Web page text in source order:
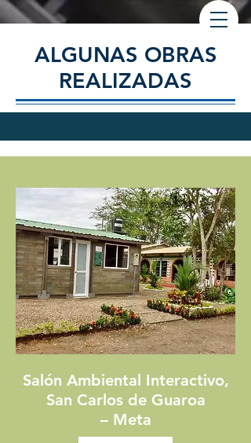
ALGUNAS OBRAS
REALIZADAS
Salón Ambiental Interactivo,
San Carlos de Guaroa
– Meta